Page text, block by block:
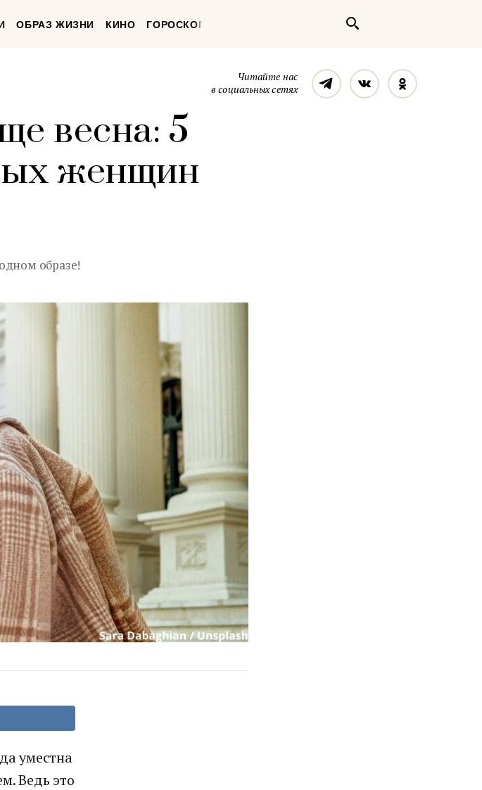
ОБРАЗ ЖИЗНИ КИНО ГОРОСКОП
Читайте нас
в социальных сетях
ТелеграмВконтакте
весна: 5
женщин
образе!
уместна
Ведь это